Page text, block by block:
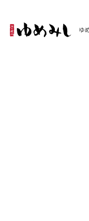
ゆ